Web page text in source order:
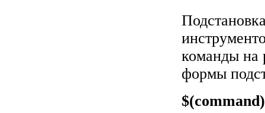
команды на
формы
$(command)